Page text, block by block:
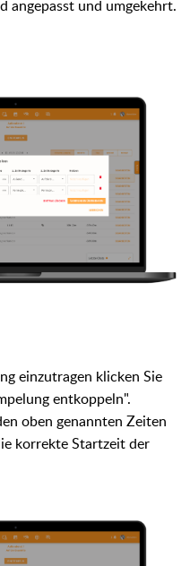
angepasst und umgekehrt.
einzutragen klicken Sie
entkoppeln".
oben genannten Zeiten
korrekte Startzeit der